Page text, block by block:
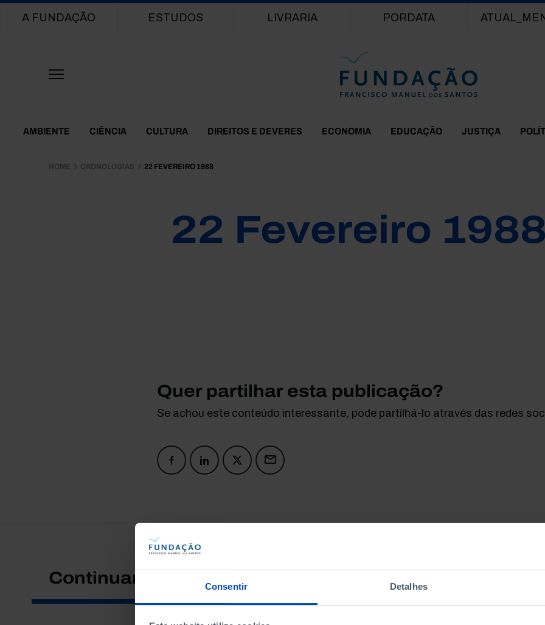
Consentir Detalhes
Main navigation
A FUNDAÇÃO ESTUDOS LIVRARIA PORDATA
Themes Menu
AMBIENTE CIÊNCIA CULTURA DIREITOS E DEVERES ECONOMIA EDUCAÇÃO JUSTIÇA
HOME CRONOLOGIAS 22 FEVEREIRO 1988
22 Fevereiro 1988
Quer partilhar esta publicação?
Se achou este conteúdo interessante, pode partilhá-lo através das redes
Continuar a pesquisar